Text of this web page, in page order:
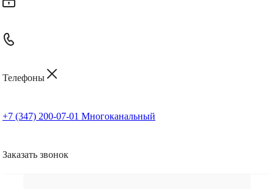
Телефоны
+7 (347) 200-07-01 Многоканальный
Заказать звонок